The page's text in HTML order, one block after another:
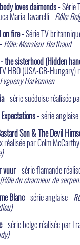
loves daimonds- Série
Maria Tavarelli - Rôle:
on fire- Série TV
Rôle: Monsieur Berthaud
the sisterhood (Hidden
HBO (USA-GB-Hungary)
Harkonnen
- série suédoise réalisée
- série
Son & The Devil
réalisée par Colm
vuur- série flamande
du charmeur de
Blanc- série anglaise -
- série belge réalisée par